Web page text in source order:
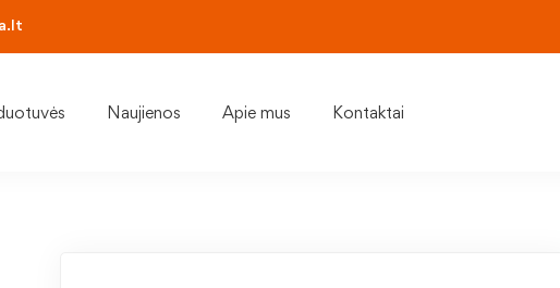
Naujienos Apie mus Kontaktai